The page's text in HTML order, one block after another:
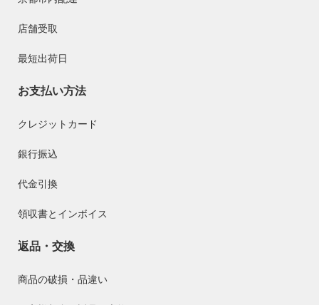
店舗受取
最短出荷日
お支払い方法
クレジットカード
銀行振込
代金引換
領収書とインボイス
返品・交換
商品の破損・品違い